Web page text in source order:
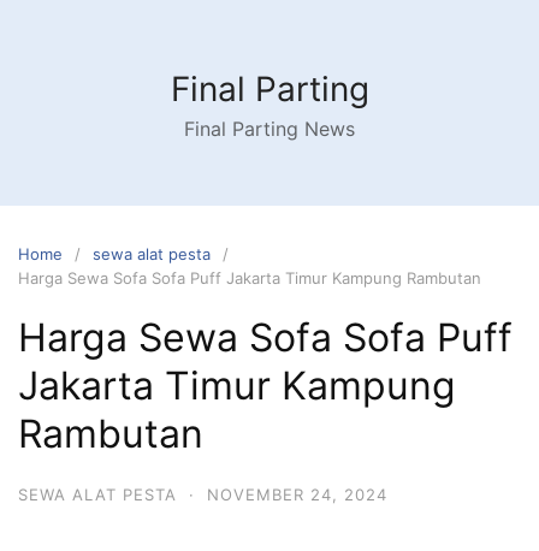
Final Parting
Final Parting News
Home
sewa alat pesta
Harga Sewa Sofa Sofa Puff Jakarta Timur Kampung Rambutan
Harga Sewa Sofa Sofa Puff
Jakarta Timur Kampung
Rambutan
SEWA ALAT PESTA · NOVEMBER 24, 2024